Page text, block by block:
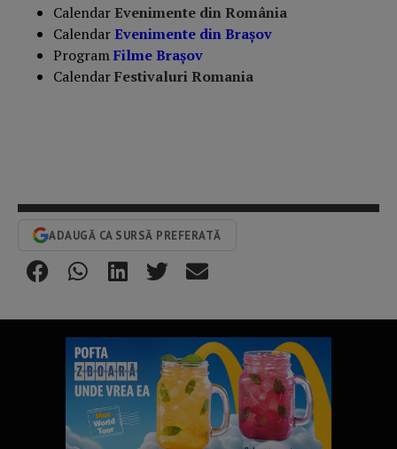
Calendar Evenimente din România
CalendarEvenimente din Braşov
ProgramFilme Brașov
CalendarFestivaluri Romania
ADAUGĂ CA SURSĂ PREFERATĂ